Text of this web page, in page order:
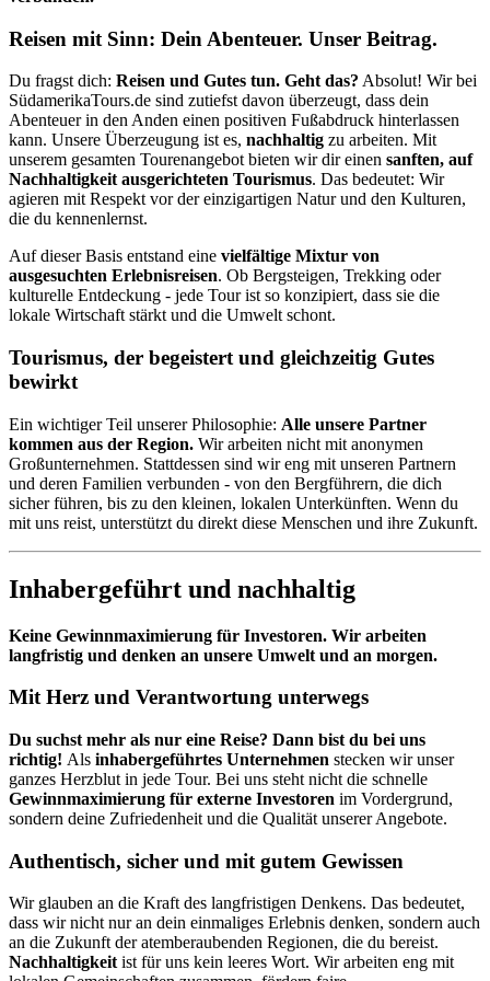
Reisen mit Sinn: Dein Abenteuer. Unser Beitrag.
Du fragst dich: Reisen und Gutes tun. Geht das? Absolut! Wir bei
SüdamerikaTours.de sind zutiefst davon überzeugt, dass dein
Abenteuer in den Anden einen positiven Fußabdruck hinterlassen
kann. Unsere Überzeugung ist es, nachhaltig zu arbeiten. Mit
unserem gesamten Tourenangebot bieten wir dir einen sanften, auf
Nachhaltigkeit ausgerichteten Tourismus. Das bedeutet: Wir
agieren mit Respekt vor der einzigartigen Natur und den Kulturen,
die du kennenlernst.
Auf dieser Basis entstand eine vielfältige Mixtur von
ausgesuchten Erlebnisreisen. Ob Bergsteigen, Trekking oder
kulturelle Entdeckung - jede Tour ist so konzipiert, dass sie die
lokale Wirtschaft stärkt und die Umwelt schont.
Tourismus, der begeistert und gleichzeitig Gutes
bewirkt
Ein wichtiger Teil unserer Philosophie: Alle unsere Partner
kommen aus der Region. Wir arbeiten nicht mit anonymen
Großunternehmen. Stattdessen sind wir eng mit unseren Partnern
und deren Familien verbunden - von den Bergführern, die dich
sicher führen, bis zu den kleinen, lokalen Unterkünften. Wenn du
mit uns reist, unterstützt du direkt diese Menschen und ihre Zukunft.
Inhabergeführt und nachhaltig
Keine Gewinnmaximierung für Investoren. Wir arbeiten
langfristig und denken an unsere Umwelt und an morgen.
Mit Herz und Verantwortung unterwegs
Du suchst mehr als nur eine Reise? Dann bist du bei uns
richtig! Als inhabergeführtes Unternehmen stecken wir unser
ganzes Herzblut in jede Tour. Bei uns steht nicht die schnelle
Gewinnmaximierung für externe Investoren im Vordergrund,
sondern deine Zufriedenheit und die Qualität unserer Angebote.
Authentisch, sicher und mit gutem Gewissen
Wir glauben an die Kraft des langfristigen Denkens. Das bedeutet,
dass wir nicht nur an dein einmaliges Erlebnis denken, sondern auch
an die Zukunft der atemberaubenden Regionen, die du bereist.
Nachhaltigkeitist für uns kein leeres Wort. Wir arbeiten eng mit